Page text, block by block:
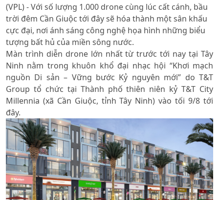
(VPL) - Với số lượng 1.000 drone cùng lúc cất cánh, bầu
trời đêm Cần Giuộc tới đây sẽ hóa thành một sân khấu
cực đại, nơi ánh sáng công nghệ họa hình những biểu
tượng bất hủ của miền sông nước.
Màn trình diễn drone lớn nhất từ trước tới nay tại Tây
Ninh nằm trong khuôn khổ đại nhạc hội “Khơi mạch
nguồn Di sản – Vững bước Kỷ nguyên mới” do T&T
Group tổ chức tại Thành phố thiên niên kỷ T&T City
Millennia (xã Cần Giuộc, tỉnh Tây Ninh) vào tối 9/8 tới
đây.